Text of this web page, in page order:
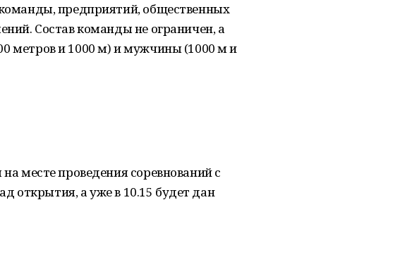
предприятий, общественных
Состав команды не ограничен, а
метров и 1000 м) и мужчины (1000 м и
месте проведения соревнований с
открытия, а уже в 10.15 будет дан